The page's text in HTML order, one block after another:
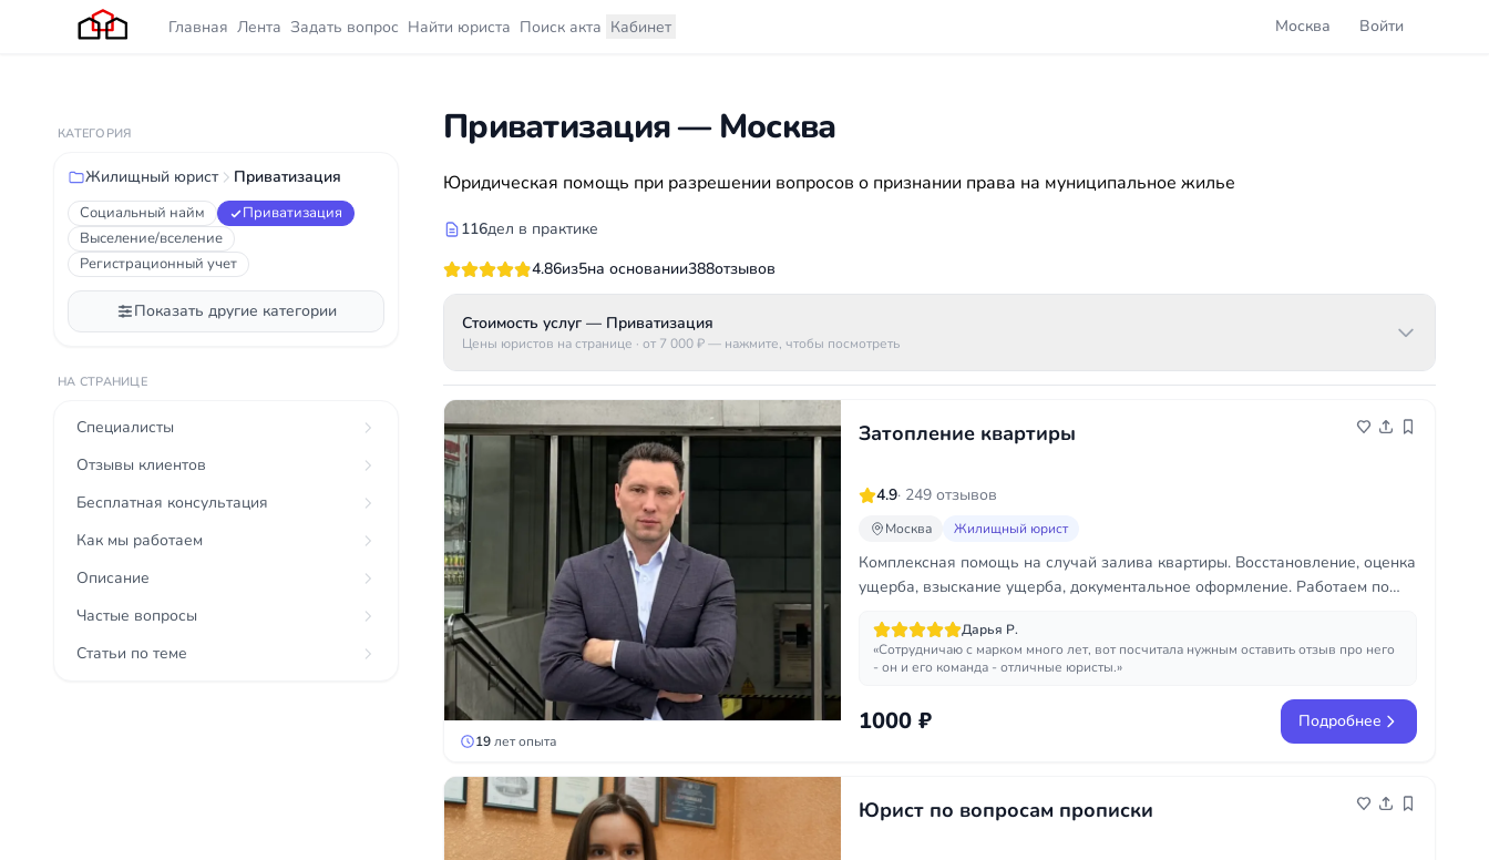
Главная Лента Задать вопрос Найти юриста Поиск акта Кабинет Москва Войти
КАТЕГОРИЯ
Жилищный юрист Приватизация
Социальный найм
Приватизация
Выселение/вселение
Регистрационный учет
Показать другие категории
НА СТРАНИЦЕ
Специалисты
Отзывы клиентов
Бесплатная консультация
Как мы работаем
Описание
Частые вопросы
Статьи по теме
Приватизация — Москва
Юридическая помощь при разрешении вопросов о признании права на муниципальное жилье
116дел в практике
4.86из5на основании388отзывов
Стоимость услуг — Приватизация
Цены юристов на странице · от 7 000 ₽— нажмите, чтобы посмотреть
19лет опыта
Затопление квартиры
4.9· 249 отзывов
Москва Жилищный юрист
Комплексная помощь на случай залива квартиры. Восстановление, оценка
ущерба, взыскание ущерба, документальное оформление. Работаем по
Дарья Р.
«Сотрудничаю с марком много лет, вот посчитала нужным оставить отзыв про него
- он и его команда - отличные юристы.»
1000 ₽ Подробнее
Юрист по вопросам прописки